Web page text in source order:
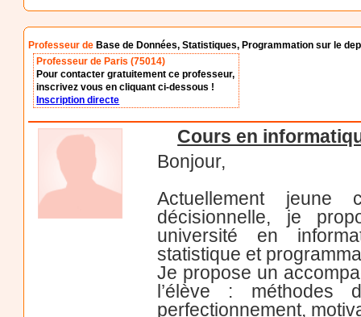
Professeur de Base de Données, Statistiques, Programmation sur le
Professeur de Paris (75014)
Pour contacter gratuitement ce professeur,
inscrivez vous en cliquant ci-dessous !
Inscription directe
Cours en
Bonjour,
Actuellement jeune
décisionnelle, je
université en
statistique et
Je propose un
l’élève : méthodes
perfectionnement,